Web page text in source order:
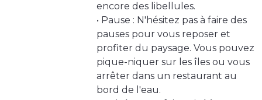
encore des libellules.
• Pause : N'hésitez pas à faire des
pauses pour vous reposer et
profiter du paysage. Vous pouvez
pique-niquer sur les îles ou vous
arrêter dans un restaurant au
bord de l'eau.